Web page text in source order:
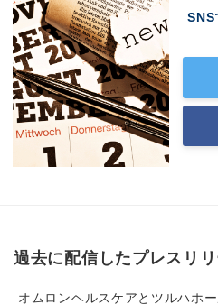
SNS
過去に配信したプレスリ
オムロンヘルスケアとツルハホ